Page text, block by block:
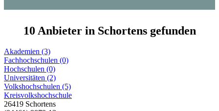
10 Anbieter in Schortens gefunden
Akademien (3)
Fachhochschulen (0)
Hochschulen (0)
Universitäten (2)
Volkshochschulen (5)
Kreisvolkshochschule
26419 Schortens